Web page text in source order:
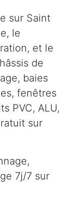
sur Saint
le
et le
de
baies
fenêtres
PVC, ALU,
sur
7j/7 sur